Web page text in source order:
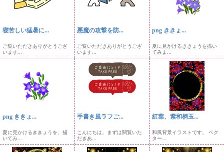
寝苦しい猛暑に...
ご覧いただきありがとうござ
います...
悪魔の攻撃を防...
ご覧いただきありがとうござ
います...
png ききょ...
夏に見かけるききょうを描い
てみま...
png ききょ...
夏に見かけるききょうを、描
いてみ...
手書き風ラフご...
こんにちは。まずは閲覧いた
だきあ...
紅葉、紫和柄玉...
和風背景イラストです。 ベク
ター...